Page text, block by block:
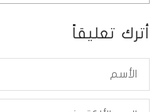
أترك تعليقاً